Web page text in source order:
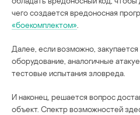
чего создается вредоносная
«боекомплектом»
Далее, если возможно,
оборудование, аналогичные
тестовые испытания зловреда.
И наконец, решается вопрос
объект. Спектр возможностей